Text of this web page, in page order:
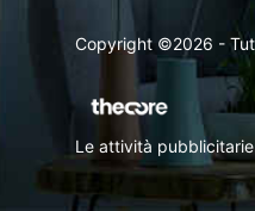
Copyright ©2026 -
Le attività